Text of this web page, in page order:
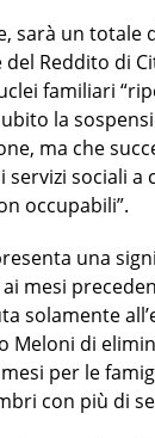
sarà un totale
Reddito di
familiari
la
ma che
sociali a
occupabili”.
una
mesi
solamente
Meloni di
per le
con più di